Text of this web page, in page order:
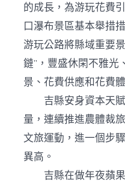
的成長，為游玩花費
口瀑布景區基本舉措
游玩公路將縣域重要
鏈”，豐盛休閑不雅
景、花費供應和花費
吉縣安身資本天賦
量，連續推進農體裁
文旅運動，進一個步
異高。
吉縣在做年夜蘋果